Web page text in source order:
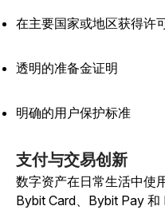
在主要国家或地区获得许
透明的准备金证明
明确的用户保护标准
支付与交易创新
数字资产在日常生活中使
Bybit Card、Bybit Pay